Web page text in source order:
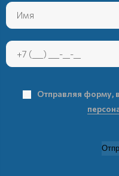
Отправляя форму,